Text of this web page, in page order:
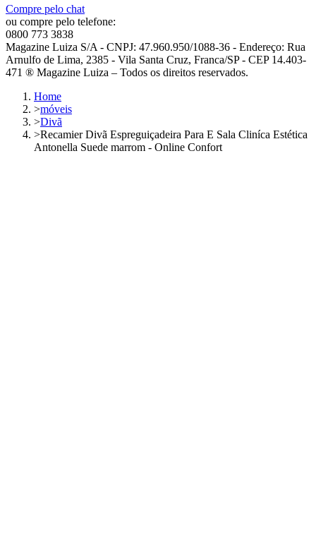
Compre pelo chat
ou compre pelo telefone:
0800 773 3838
Magazine Luiza S/A - CNPJ: 47.960.950/1088-36 - Endereço: Rua
Arnulfo de Lima, 2385 - Vila Santa Cruz, Franca/SP - CEP 14.403-
471 ® Magazine Luiza – Todos os direitos reservados.
Home
>móveis
>Divã
>Recamier Divã Espreguiçadeira Para E Sala Cliníca Estética
Antonella Suede marrom - Online Confort